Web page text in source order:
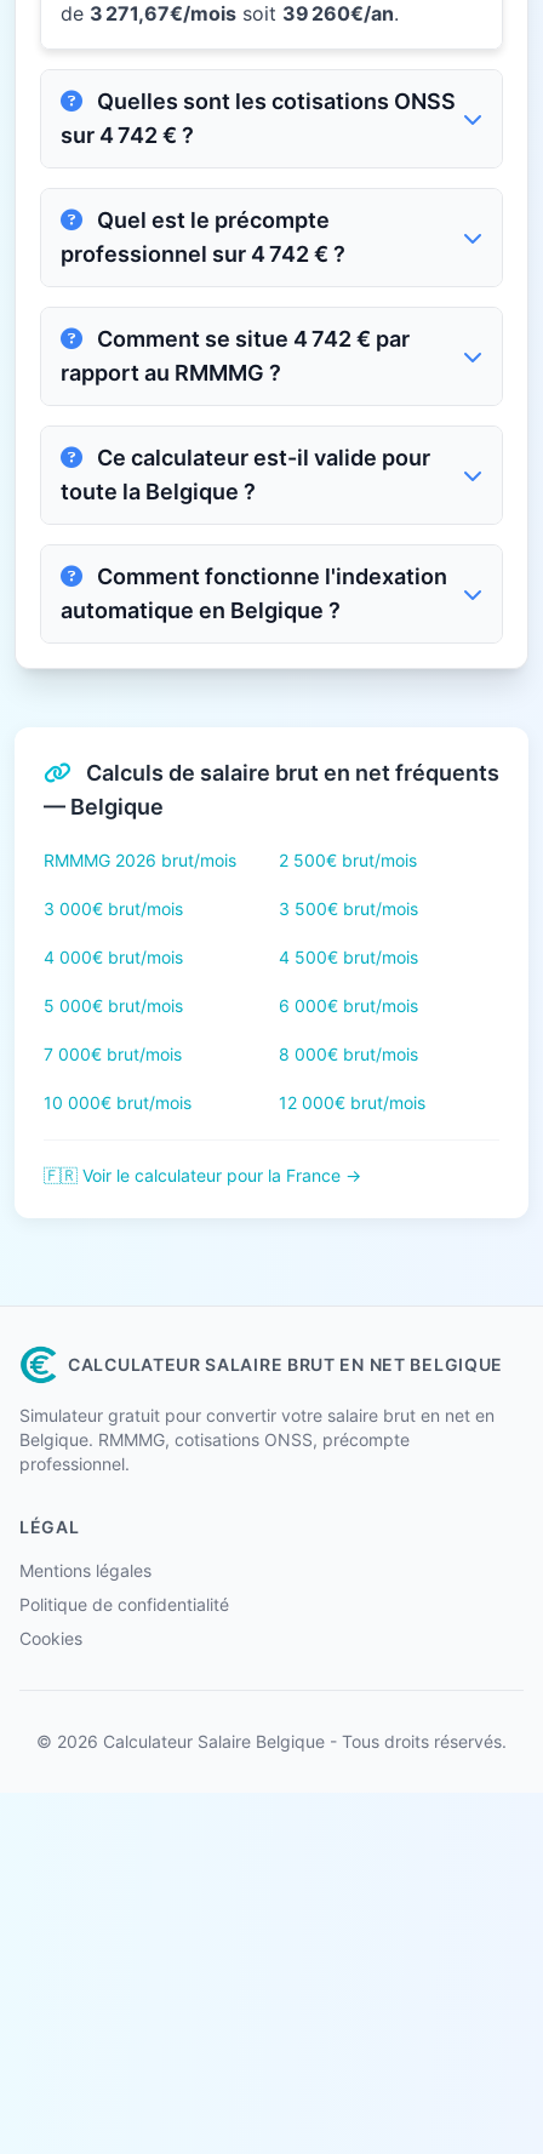
de 3 271,67€/mois soit 39 260€/an.
sur 4 742 € ?
professionnel sur 4 742 € ?
rapport au RMMMG ?
toute la Belgique ?
automatique en Belgique ?
Calculs de salaire brut en net fréquents
— Belgique
RMMMG 2026 brut/mois 2 500€ brut/mois
3 000€ brut/mois 3 500€ brut/mois
4 000€ brut/mois 4 500€ brut/mois
5 000€ brut/mois 6 000€ brut/mois
7 000€ brut/mois 8 000€ brut/mois
10 000€ brut/mois 12 000€ brut/mois
🇫🇷 Voir le calculateur pour la France →
CALCULATEUR SALAIRE BRUT EN NET BELGIQUE
Simulateur gratuit pour convertir votre salaire brut en net en
Belgique. RMMMG, cotisations ONSS, précompte
professionnel.
LÉGAL
Mentions légales
Politique de confidentialité
Cookies
© 2026 Calculateur Salaire Belgique - Tous droits réservés.